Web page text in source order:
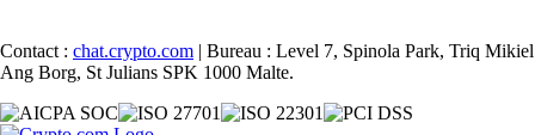
Contact : chat.crypto.com | Bureau : Level 7, Spinola Park, Triq Mikiel
Ang Borg, St Julians SPK 1000 Malte.